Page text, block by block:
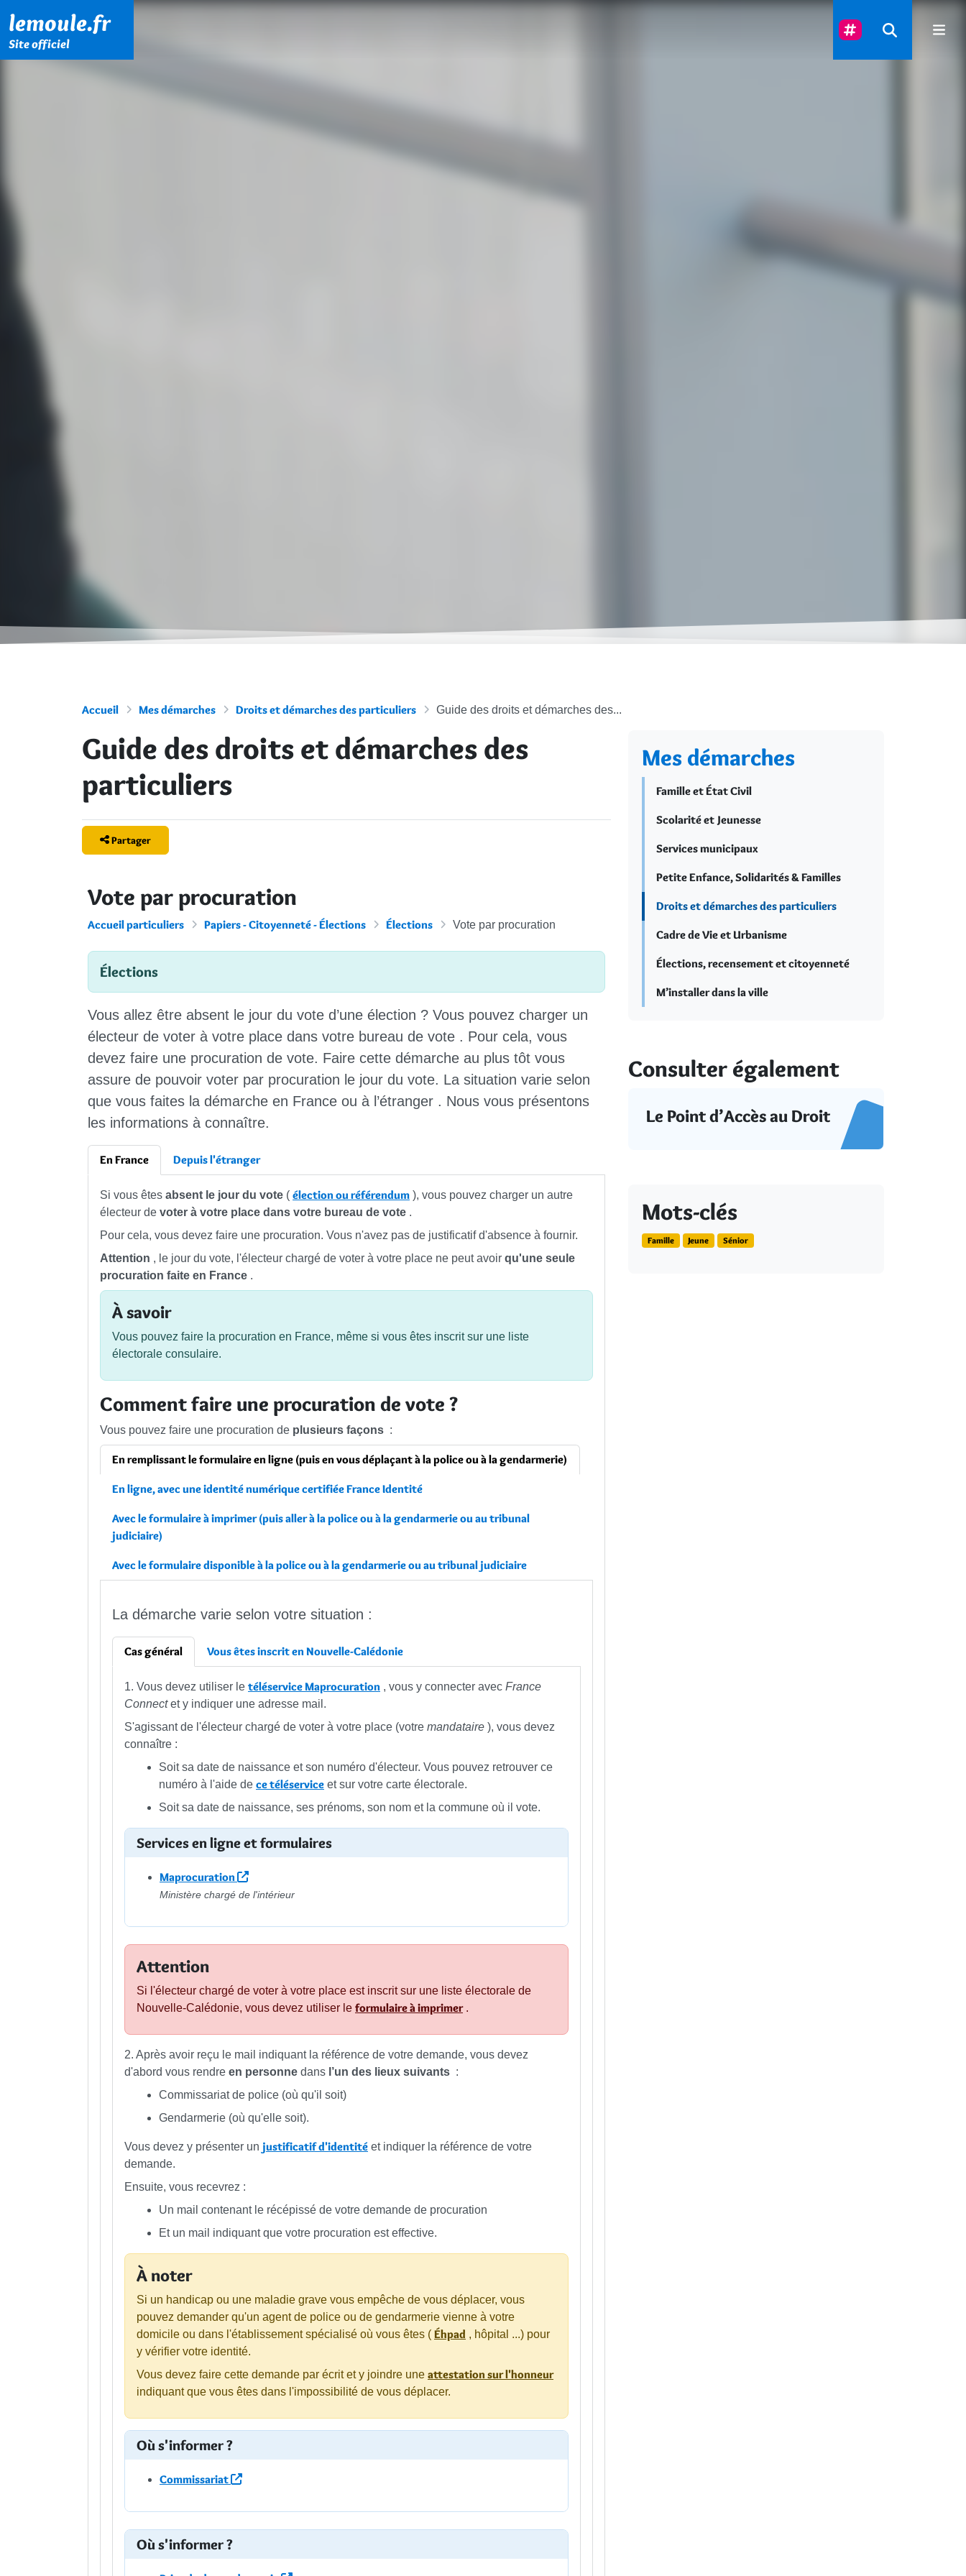
lemoule.fr
Site officiel
Suivez-Nous
Accueil Mes démarches Droits et démarches des particuliers Guide des droits et démarches des...
Guide des droits et démarches des
particuliers
Partager
Vote par procuration
Accueil particuliers Papiers - Citoyenneté - Élections Élections Vote par procuration
Élections
Vous allez être absent le jour du vote d’une élection ? Vous pouvez charger un
électeur de voter à votre place dans votre bureau de vote . Pour cela, vous
devez faire une procuration de vote. Faire cette démarche au plus tôt vous
assure de pouvoir voter par procuration le jour du vote. La situation varie selon
que vous faites la démarche en France ou à l’étranger . Nous vous présentons
les informations à connaître.
En France Depuis l'étranger
Si vous êtes absent le jour du vote ( élection ou référendum ), vous pouvez charger un autre
électeur de voter à votre place dans votre bureau de vote .
Pour cela, vous devez faire une procuration. Vous n'avez pas de justificatif d'absence à fournir.
Attention , le jour du vote, l'électeur chargé de voter à votre place ne peut avoir qu'une seule
procuration faite en France .
À savoir
Vous pouvez faire la procuration en France, même si vous êtes inscrit sur une liste
électorale consulaire.
Comment faire une procuration de vote ?
Vous pouvez faire une procuration de plusieurs façons :
En remplissant le formulaire en ligne (puis en vous déplaçant à la police ou à la gendarmerie)
En ligne, avec une identité numérique certifiée France Identité
Avec le formulaire à imprimer (puis aller à la police ou à la gendarmerie ou au tribunal
judiciaire)
Avec le formulaire disponible à la police ou à la gendarmerie ou au tribunal judiciaire
La démarche varie selon votre situation :
Cas général Vous êtes inscrit en Nouvelle-Calédonie
1. Vous devez utiliser le téléservice Maprocuration , vous y connecter avec France
Connect et y indiquer une adresse mail.
S'agissant de l'électeur chargé de voter à votre place (votre mandataire ), vous devez
connaître :
Soit sa date de naissance et son numéro d'électeur. Vous pouvez retrouver ce
numéro à l'aide de ce téléservice et sur votre carte électorale.
Soit sa date de naissance, ses prénoms, son nom et la commune où il vote.
Services en ligne et formulaires
Maprocuration
Ministère chargé de l'intérieur
Attention
Si l'électeur chargé de voter à votre place est inscrit sur une liste électorale de
Nouvelle-Calédonie, vous devez utiliser le formulaire à imprimer .
2. Après avoir reçu le mail indiquant la référence de votre demande, vous devez
d'abord vous rendre en personne dans l’un des lieux suivants :
Commissariat de police (où qu'il soit)
Gendarmerie (où qu'elle soit).
Vous devez y présenter un justificatif d'identité et indiquer la référence de votre
demande.
Ensuite, vous recevrez :
Un mail contenant le récépissé de votre demande de procuration
Et un mail indiquant que votre procuration est effective.
À noter
Si un handicap ou une maladie grave vous empêche de vous déplacer, vous
pouvez demander qu'un agent de police ou de gendarmerie vienne à votre
domicile ou dans l'établissement spécialisé où vous êtes ( Éhpad , hôpital ...) pour
y vérifier votre identité.
Vous devez faire cette demande par écrit et y joindre une attestation sur l'honneur
indiquant que vous êtes dans l'impossibilité de vous déplacer.
Où s'informer ?
Commissariat
Où s'informer ?
Mes démarches
Famille et État Civil
Scolarité et Jeunesse
Services municipaux
Petite Enfance, Solidarités & Familles
Droits et démarches des particuliers
Cadre de Vie et Urbanisme
Élections, recensement et citoyenneté
M’installer dans la ville
Consulter également
Le Point d’Accès au Droit
Mots-clés
Famille Jeune Sénior